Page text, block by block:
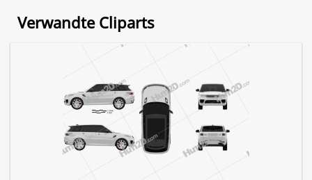
Verwandte Cliparts